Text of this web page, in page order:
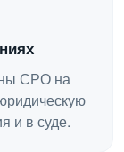
СРО на
и в суде.